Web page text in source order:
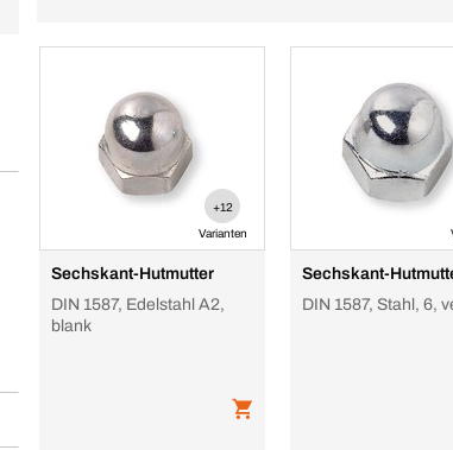
+12
Varianten
Sechskant-Hutmutter
DIN 1587, Edelstahl A2,
blank
Sechskant-
DIN 1587, Stahl, 6,